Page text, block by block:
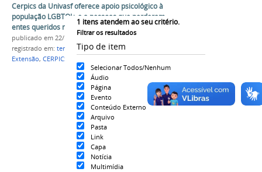
1 itens atendem ao seu critério.
Filtrar os resultados
Tipo de item
Selecionar Todos/Nenhum
Áudio
Página
Evento
Conteúdo Externo
Arquivo
Pasta
Link
Capa
Notícia
Multimídia
Cerpics da Univasf oferece apoio psicológico à
população LGBTQI+ e a pessoas que perderam
entes queridos na pandemia
publicado em 22/10/2020
registrado em: terapia , psicólogo,luto
Extensão, CERPICS